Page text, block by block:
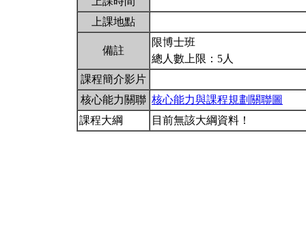
上課地點
備註
限博士班
總人數上限：5人
課程簡介影片
核心能力關聯 核心能力與課程規劃關聯圖
課程大綱
目前無該大綱資料！